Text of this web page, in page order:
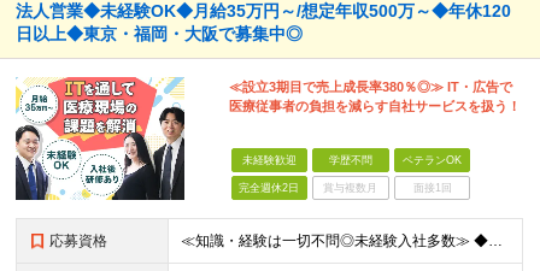
法人営業◆未経験OK◆月給35万円～/想定年収500万～◆年休120
日以上◆東京・福岡・大阪で募集中◎
≪設立3期目で売上成長率380％◎≫ IT・広告で
医療従事者の負担を減らす自社サービスを扱う！
未経験歓迎 学歴不問 ベテランOK
完全週休2日 賞与複数月 面接1回
応募資格 ≪知識・経験は一切不問◎未経験入社多数≫ ◆未経験・第二新卒OK ◆学歴不問 ～このような方を歓迎します！～ ◇社会貢献性の高い仕事をしたい ◇医療業界に興味がある ◇今より生活を1ランクアップさ